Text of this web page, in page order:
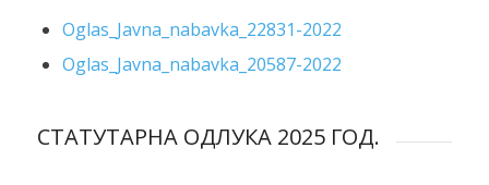
Oglas_Javna_nabavka_22831-2022
Oglas_Javna_nabavka_20587-2022
СТАТУТАРНА ОДЛУКА 2025 ГОД.